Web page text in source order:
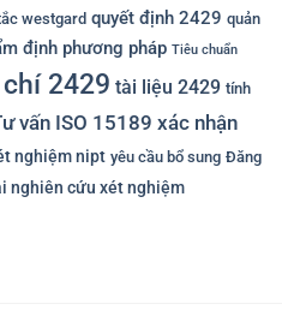
westgard quyết định 2429 quản
định phương pháp Tiêu chuẩn
2429 tài liệu 2429 tính
vấn ISO 15189 xác nhận
nghiệm nipt yêu cầu bổ sung Đăng
nghiên cứu xét nghiệm